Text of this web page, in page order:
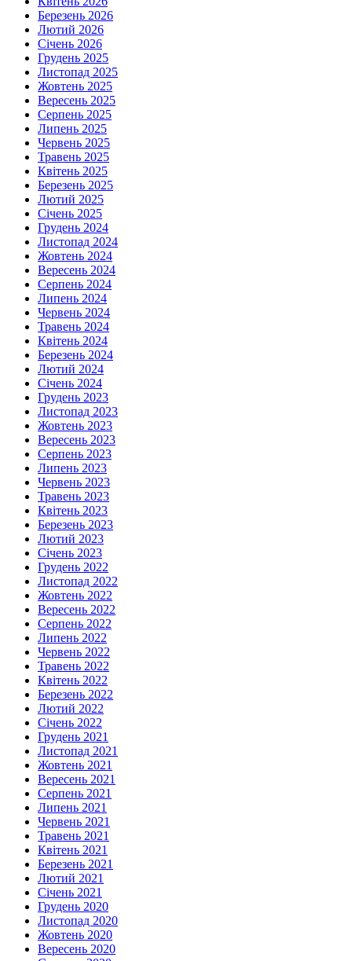
Березень 2026
Лютий 2026
Січень 2026
Грудень 2025
Листопад 2025
Жовтень 2025
Вересень 2025
Серпень 2025
Липень 2025
Червень 2025
Травень 2025
Квітень 2025
Березень 2025
Лютий 2025
Січень 2025
Грудень 2024
Листопад 2024
Жовтень 2024
Вересень 2024
Серпень 2024
Липень 2024
Червень 2024
Травень 2024
Квітень 2024
Березень 2024
Лютий 2024
Січень 2024
Грудень 2023
Листопад 2023
Жовтень 2023
Вересень 2023
Серпень 2023
Липень 2023
Червень 2023
Травень 2023
Квітень 2023
Березень 2023
Лютий 2023
Січень 2023
Грудень 2022
Листопад 2022
Жовтень 2022
Вересень 2022
Серпень 2022
Липень 2022
Червень 2022
Травень 2022
Квітень 2022
Березень 2022
Лютий 2022
Січень 2022
Грудень 2021
Листопад 2021
Жовтень 2021
Вересень 2021
Серпень 2021
Липень 2021
Червень 2021
Травень 2021
Квітень 2021
Березень 2021
Лютий 2021
Січень 2021
Грудень 2020
Листопад 2020
Жовтень 2020
Вересень 2020